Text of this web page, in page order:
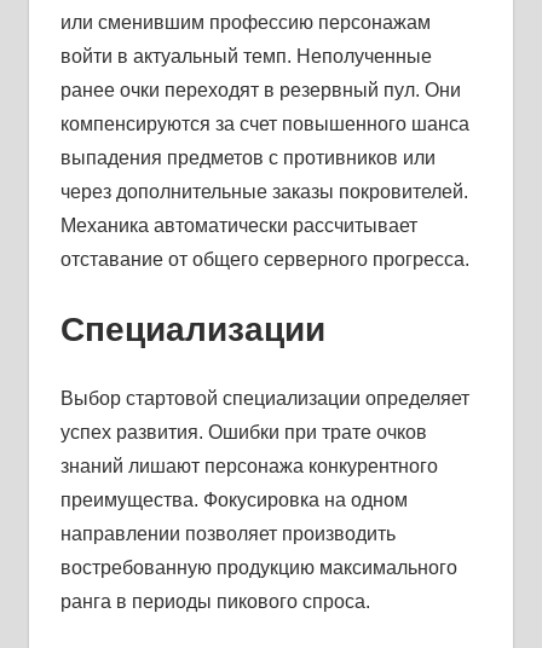
или сменившим профессию персонажам
войти в актуальный темп. Неполученные
ранее очки переходят в резервный пул. Они
компенсируются за счет повышенного шанса
выпадения предметов с противников или
через дополнительные заказы покровителей.
Механика автоматически рассчитывает
отставание от общего серверного прогресса.
Специализации
Выбор стартовой специализации определяет
успех развития. Ошибки при трате очков
знаний лишают персонажа конкурентного
преимущества. Фокусировка на одном
направлении позволяет производить
востребованную продукцию максимального
ранга в периоды пикового спроса.